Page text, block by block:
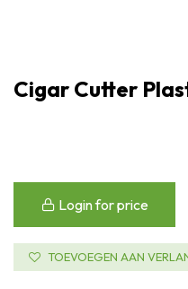
Cigar Cutter
Login for price
TOEVOEGEN AAN